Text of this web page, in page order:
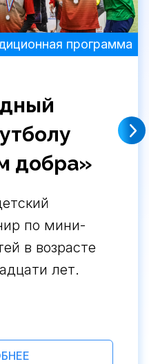
программа
добра»
по мини-
в возрасте
лет.